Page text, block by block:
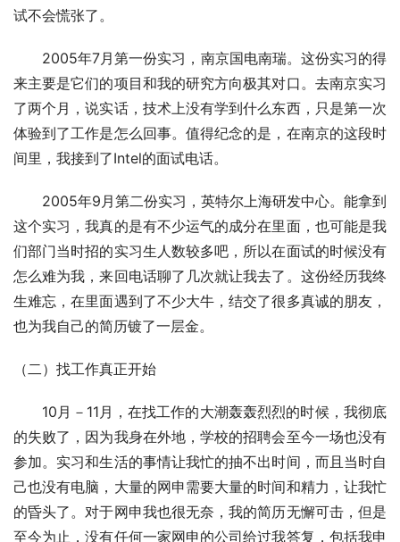
试不会慌张了。
2005年7月第一份实习，南京国电南瑞。这份实习的得
来主要是它们的项目和我的研究方向极其对口。去南京实习
了两个月，说实话，技术上没有学到什么东西，只是第一次
体验到了工作是怎么回事。值得纪念的是，在南京的这段时
间里，我接到了Intel的面试电话。
2005年9月第二份实习，英特尔上海研发中心。能拿到
这个实习，我真的是有不少运气的成分在里面，也可能是我
们部门当时招的实习生人数较多吧，所以在面试的时候没有
怎么难为我，来回电话聊了几次就让我去了。这份经历我终
生难忘，在里面遇到了不少大牛，结交了很多真诚的朋友，
也为我自己的简历镀了一层金。
（二）找工作真正开始
10月－11月，在找工作的大潮轰轰烈烈的时候，我彻底
的失败了，因为我身在外地，学校的招聘会至今一场也没有
参加。实习和生活的事情让我忙的抽不出时间，而且当时自
己也没有电脑，大量的网申需要大量的时间和精力，让我忙
的昏头了。对于网申我也很无奈，我的简历无懈可击，但是
至今为止，没有任何一家网申的公司给过我答复，包括我申